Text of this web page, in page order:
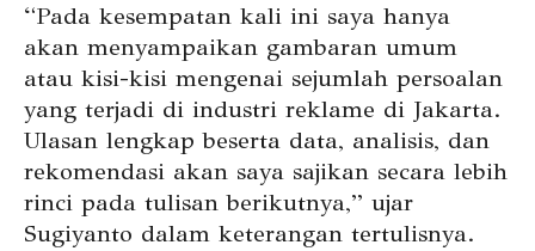
“Pada kesempatan kali ini saya hanya
akan menyampaikan gambaran umum
atau kisi-kisi mengenai sejumlah persoalan
yang terjadi di industri reklame di Jakarta.
Ulasan lengkap beserta data, analisis, dan
rekomendasi akan saya sajikan secara lebih
rinci pada tulisan berikutnya,” ujar
Sugiyanto dalam keterangan tertulisnya.